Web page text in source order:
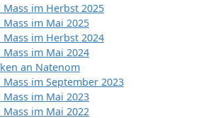
im Herbst 2025
im Mai 2025
im Herbst 2024
im Mai 2024
an Natenom
im September 2023
im Mai 2023
im Mai 2022